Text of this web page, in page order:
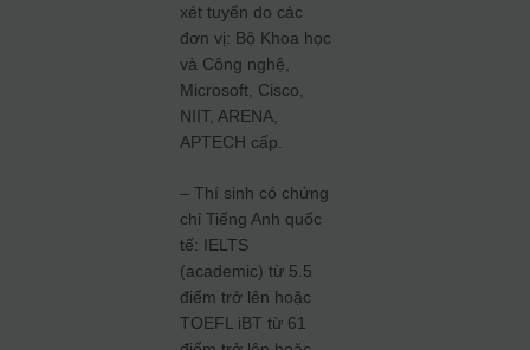
xét tuyển do các
đơn vị: Bộ Khoa học
và Công nghệ,
Microsoft, Cisco,
NIIT, ARENA,
APTECH cấp.
– Thí sinh có chứng
chỉ Tiếng Anh quốc
tế: IELTS
(academic) từ 5.5
điểm trở lên hoặc
TOEFL iBT từ 61